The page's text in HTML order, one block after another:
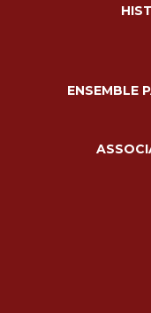
ENSEMBLE